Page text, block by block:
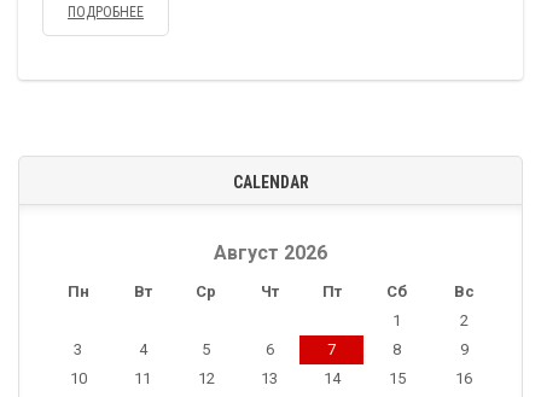
ПОДРОБНЕЕ
CALENDAR
Август 2026
Пн Вт Ср Чт Пт Сб Вс
1
2
3
4 5 6 7 8
9
10
11 12 13 14 15
16